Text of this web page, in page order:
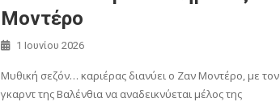
Μοντέρο
1 Ιουνίου 2026
Μυθική σεζόν… καριέρας διανύει ο Ζαν Μοντέρο, με τον
γκαρντ της Βαλένθια να αναδεικνύεται μέλος της